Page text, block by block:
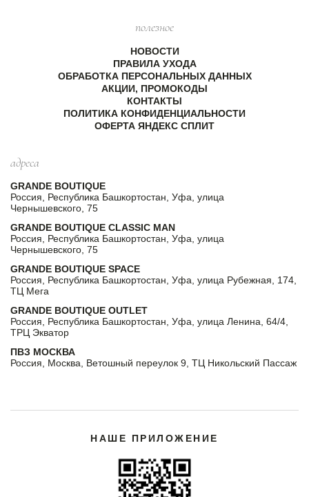
полезное
НОВОСТИ
ПРАВИЛА УХОДА
ОБРАБОТКА ПЕРСОНАЛЬНЫХ ДАННЫХ
АКЦИИ, ПРОМОКОДЫ
КОНТАКТЫ
ПОЛИТИКА КОНФИДЕНЦИАЛЬНОСТИ
ОФЕРТА ЯНДЕКС СПЛИТ
адреса
GRANDE BOUTIQUE
Россия, Республика Башкортостан, Уфа, улица
Чернышевского, 75
GRANDE BOUTIQUE CLASSIC MAN
Россия, Республика Башкортостан, Уфа, улица
Чернышевского, 75
GRANDE BOUTIQUE SPACE
Россия, Республика Башкортостан, Уфа, улица Рубежная, 174,
ТЦ Мега
GRANDE BOUTIQUE OUTLET
Россия, Республика Башкортостан, Уфа, улица Ленина, 64/4,
ТРЦ Экватор
ПВЗ МОСКВА
Россия, Москва, Ветошный переулок 9, ТЦ Никольский Пассаж
НАШЕ ПРИЛОЖЕНИЕ